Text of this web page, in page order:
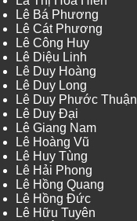
Lê Bá Phương
Lê Cát Phương
Lê Công Huy
Lê Diệu Linh
Lê Duy Hoàng
Lê Duy Long
Lê Duy Phước Thuận
Lê Duy Đại
Lê Giang Nam
Lê Hoàng Vũ
Lê Huy Tùng
Lê Hải Phong
Lê Hồng Quang
Lê Hồng Đức
Lê Hữu Tuyên